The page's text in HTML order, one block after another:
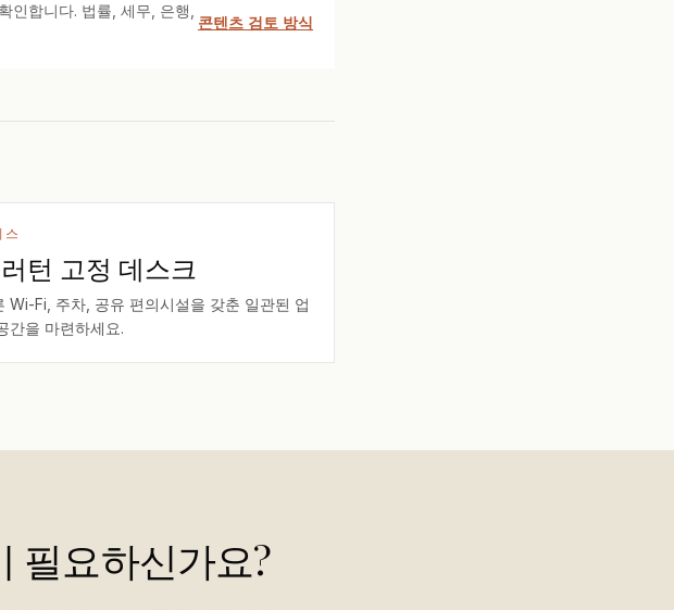
합니다. 법률, 세무, 은행,
콘텐츠 검토 방식
스
턴 고정 데스크
Wi-Fi, 주차, 공유 편의시설을 갖춘 일관된 업
간을 마련하세요.
필요하신가요?